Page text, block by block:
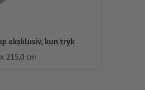
eksklusiv, kun tryk
215,0 cm